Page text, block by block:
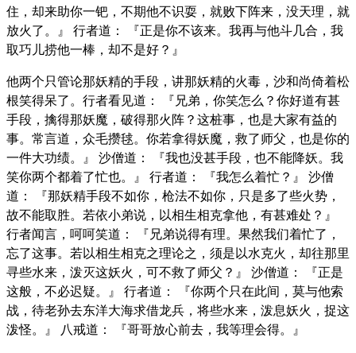
住，却来助你一钯，不期他不识耍，就败下阵来，没天理，就
放火了。』 行者道： 『正是你不该来。我再与他斗几合，我
取巧儿捞他一棒，却不是好？』
他两个只管论那妖精的手段，讲那妖精的火毒，沙和尚倚着松
根笑得呆了。行者看见道： 『兄弟，你笑怎么？你好道有甚
手段，擒得那妖魔，破得那火阵？这桩事，也是大家有益的
事。常言道，众毛攒毬。你若拿得妖魔，救了师父，也是你的
一件大功绩。』 沙僧道： 『我也没甚手段，也不能降妖。我
笑你两个都着了忙也。』 行者道： 『我怎么着忙？』 沙僧
道： 『那妖精手段不如你，枪法不如你，只是多了些火势，
故不能取胜。若依小弟说，以相生相克拿他，有甚难处？』
行者闻言，呵呵笑道： 『兄弟说得有理。果然我们着忙了，
忘了这事。若以相生相克之理论之，须是以水克火，却往那里
寻些水来，泼灭这妖火，可不救了师父？』 沙僧道： 『正是
这般，不必迟疑。』 行者道： 『你两个只在此间，莫与他索
战，待老孙去东洋大海求借龙兵，将些水来，泼息妖火，捉这
泼怪。』 八戒道： 『哥哥放心前去，我等理会得。』